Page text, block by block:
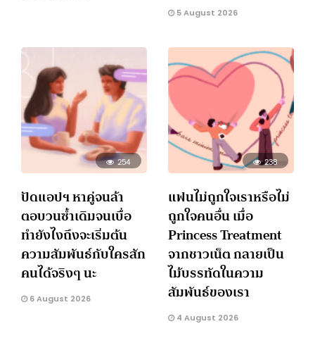
5 August 2026
254
ปัดแอปฯ หาคู่จนล้า
ตอบวนซ้ำเดิมจนเบื่อ
ทำยังไงถึงจะเริ่มต้น
ความสัมพันธ์กับใครสัก
คนได้จริงๆ นะ
6 August 2026
238
แฟนไม่ถูกใจเราหรือไม่
ถูกใจคนอื่น เมื่อ
Princess Treatment
จากชาวเน็ต กลายเป็น
ไม้บรรทัดในความ
สัมพันธ์ของเรา
4 August 2026